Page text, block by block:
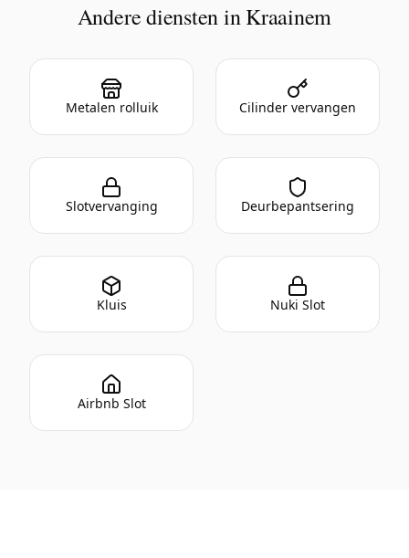
Andere diensten in Kraainem
Metalen rolluik Cilinder vervangen
Slotvervanging Deurbepantsering
Kluis Nuki Slot
Airbnb Slot